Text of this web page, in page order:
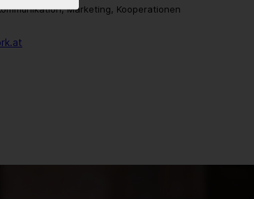
Marketing, Kooperationen